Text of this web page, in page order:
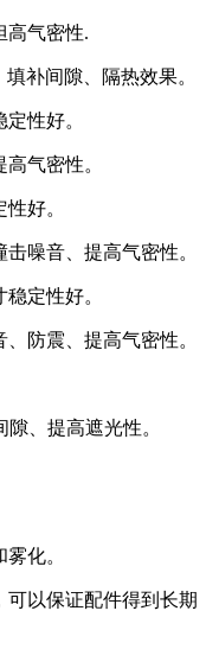
高气密性.
补间隙、隔热效果。
性好。
气密性。
好。
噪音、提高气密性。
定性好。
防震、提高气密性。
、提高遮光性。
化。
可以保证配件得到长期